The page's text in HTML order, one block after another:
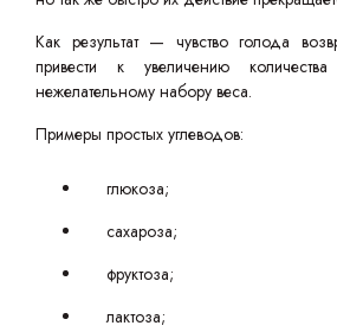
Как результат — чувство голода
привести к увеличению
нежелательному набору веса.
Примеры простых углеводов:
глюкоза;
сахароза;
фруктоза;
лактоза;